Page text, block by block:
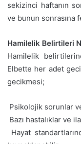
sekizinci haftanın
ve bunun sonrasına
Hamilelik Belirtileri
Hamilelik
Elbette her adet
gecikmesi;
 Psikolojik sorunlar
 Bazı hastalıklar ve
 Hayat